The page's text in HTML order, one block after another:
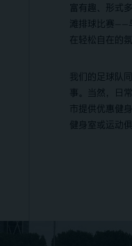
富有趣、形式
滩排球比赛——
在轻松自在的
我们的足球队
事。当然，日
市提供优惠健
健身室或运动俱